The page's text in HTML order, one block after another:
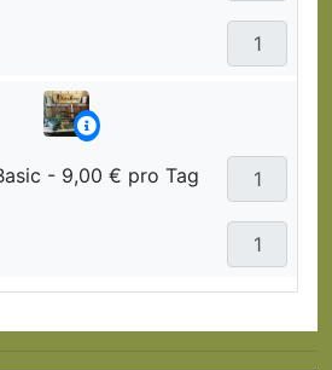
- 9,00 € pro Tag